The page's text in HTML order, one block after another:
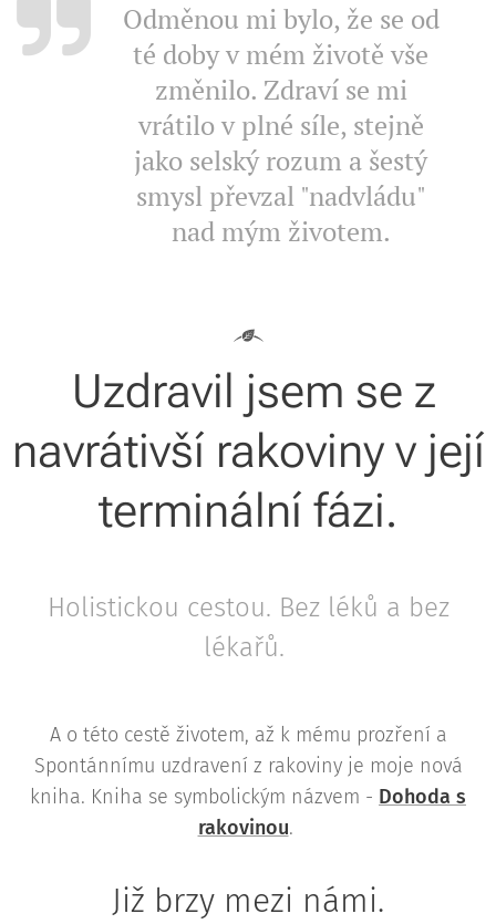
Odměnou mi bylo, že se od
té doby v mém životě vše
změnilo. Zdraví se mi
vrátilo v plné síle, stejně
jako selský rozum a šestý
smysl převzal "nadvládu"
nad mým životem.
Uzdravil jsem se z
navrátivší rakoviny v její
terminální fázi.
Holistickou cestou. Bez léků a bez
lékařů.
A o této cestě životem, až k mému prozření a
Spontánnímu uzdravení z rakoviny je moje nová
kniha. Kniha se symbolickým názvem - Dohoda s
rakovinou.
Již brzy mezi námi.